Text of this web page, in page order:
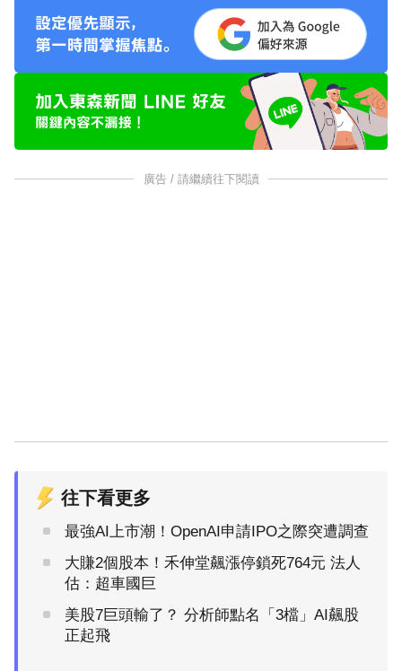
廣告 / 請繼續往下閱讀
往下看更多
最強AI上市潮！OpenAI申請IPO之際突遭調查
大賺2個股本！禾伸堂飆漲停鎖死764元 法人
估：超車國巨
美股7巨頭輸了？ 分析師點名「3檔」AI飆股
正起飛